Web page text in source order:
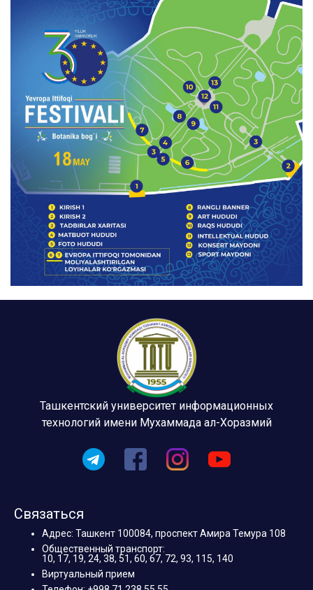
Ташкентский университет информационных
технологий имени Мухаммада ал-Хоразмий
Связаться
Адрес: Ташкент 100084, проспект Амира Темура 108
Общественный транспорт:
10, 17, 19, 24, 38, 51, 60, 67, 72, 93, 115, 140
Виртуальный прием